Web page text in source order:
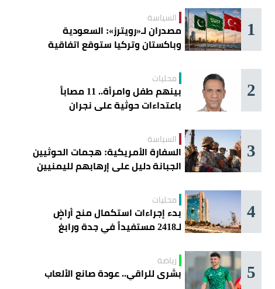
1 السياسة
مصدران لـ«رويترز»: السعودية
وباكستان وتركيا ستوقع اتفاقية
2 محليات
بينهم طفل وامرأة.. 11 مصاباً
باعتداءات حوثية على نجران
3 السياسة
السفارة الأمريكية: هجمات الحوثيين
الجبانة دليل على إرهابهم لليمنيين
4 محليات
بدء إجراءات استكمال منح أراضٍ
لـ2418 مستفيداً في جدة ورابغ
5 رياضة
بشرى للراقي.. عودة صانع الألعاب